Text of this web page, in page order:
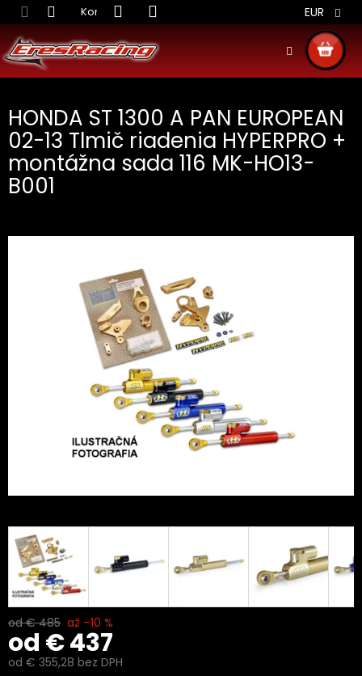
Prejsť
na
obsah
Kontakt Obchodné podmienky Doprava
EUR
KOŠÍK
HONDA ST 1300 A PAN EUROPEAN
02-13 Tlmič riadenia HYPERPRO +
montážna sada 116 MK-HO13-
B001
od € 485 až –10 %
od € 437
od € 355,28 bez DPH